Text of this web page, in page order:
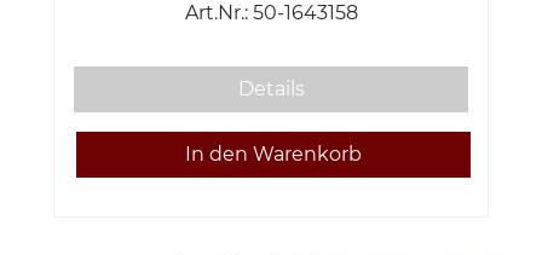
Art.Nr.: 50-1643158
Details